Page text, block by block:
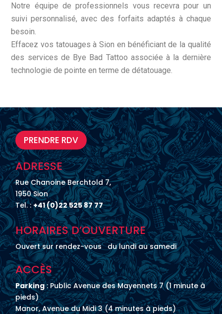
Notre équipe de professionnels vous recevra pour un
suivi personnalisé, avec des forfaits adaptés à chaque
besoin.
Effacez vos tatouages à Sion en bénéficiant de la qualité
des services de Bye Bad Tattoo associée à la dernière
technologie de pointe en terme de détatouage.
PRENDRE RDV
ADRESSE
Rue Chanoine Berchtold 7,
1950 Sion
Tel. :+41 (0)22 525 87 77
HORAIRES D’OUVERTURE
Ouvert sur rendez-vous du lundi au samedi
ACCÈS
Parking: Public Avenue des Mayennets 7 (1 minute à
pieds)
Manor, Avenue du Midi 3 (4 minutes à pieds)